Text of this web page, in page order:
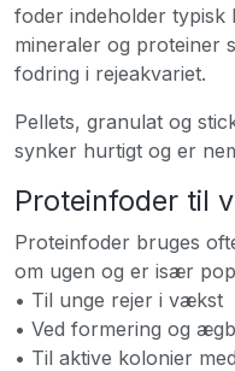
foder indeholder typisk
mineraler og proteiner
fodring i rejeakvariet.
Pellets, granulat og
synker hurtigt og er
Proteinfoder til
Proteinfoder bruges
om ugen og er især
• Til unge rejer i vækst
• Ved formering og
• Til aktive kolonier